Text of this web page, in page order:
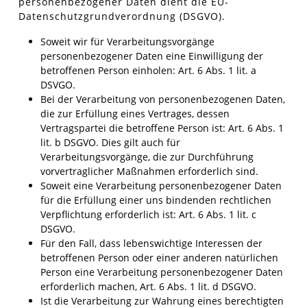
Datenschutzgrundverordnung (DSGVO).
Soweit wir für Verarbeitungsvorgänge
personenbezogener Daten eine Einwilligung der
betroffenen Person einholen: Art. 6 Abs. 1 lit. a
DSVGO.
Bei der Verarbeitung von personenbezogenen Daten,
die zur Erfüllung eines Vertrages, dessen
Vertragspartei die betroffene Person ist: Art. 6 Abs. 1
lit. b DSGVO. Dies gilt auch für
Verarbeitungsvorgänge, die zur Durchführung
vorvertraglicher Maßnahmen erforderlich sind.
Soweit eine Verarbeitung personenbezogener Daten
für die Erfüllung einer uns bindenden rechtlichen
Verpflichtung erforderlich ist: Art. 6 Abs. 1 lit. c
DSGVO.
Für den Fall, dass lebenswichtige Interessen der
betroffenen Person oder einer anderen natürlichen
Person eine Verarbeitung personenbezogener Daten
erforderlich machen, Art. 6 Abs. 1 lit. d DSGVO.
Ist die Verarbeitung zur Wahrung eines berechtigten